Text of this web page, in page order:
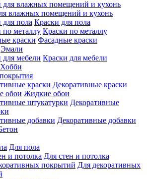
влажных помещений и кухонь
Краски для пола
Краски по металлу
Фасадные краски
Эмали
Краски для мебели
Хобби
Декоративные краски
Жидкие обои
Декоративные
Декоративные добавки
Для пола
Для стен и потолка
Для декоративных